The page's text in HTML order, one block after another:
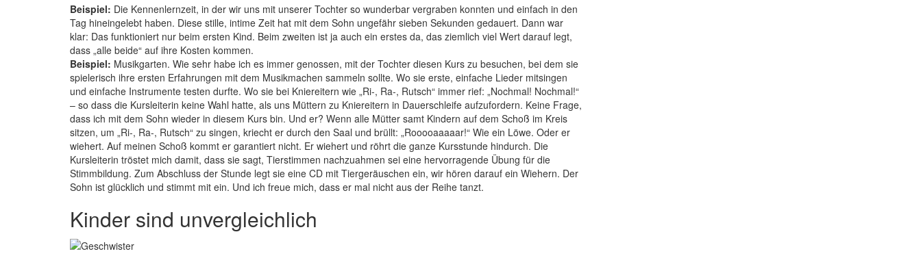
Beispiel: Die Kennenlernzeit, in der wir uns mit unserer Tochter so wunderbar vergraben konnten und einfach in den
Tag hineingelebt haben. Diese stille, intime Zeit hat mit dem Sohn ungefähr sieben Sekunden gedauert. Dann war
klar: Das funktioniert nur beim ersten Kind. Beim zweiten ist ja auch ein erstes da, das ziemlich viel Wert darauf legt,
dass „alle beide“ auf ihre Kosten kommen.
Beispiel: Musikgarten. Wie sehr habe ich es immer genossen, mit der Tochter diesen Kurs zu besuchen, bei dem sie
spielerisch ihre ersten Erfahrungen mit dem Musikmachen sammeln sollte. Wo sie erste, einfache Lieder mitsingen
und einfache Instrumente testen durfte. Wo sie bei Kniereitern wie „Ri-, Ra-, Rutsch“ immer rief: „Nochmal! Nochmal!“
– so dass die Kursleiterin keine Wahl hatte, als uns Müttern zu Kniereitern in Dauerschleife aufzufordern. Keine Frage,
dass ich mit dem Sohn wieder in diesem Kurs bin. Und er? Wenn alle Mütter samt Kindern auf dem Schoß im Kreis
sitzen, um „Ri-, Ra-, Rutsch“ zu singen, kriecht er durch den Saal und brüllt: „Rooooaaaaar!“ Wie ein Löwe. Oder er
wiehert. Auf meinen Schoß kommt er garantiert nicht. Er wiehert und röhrt die ganze Kursstunde hindurch. Die
Kursleiterin tröstet mich damit, dass sie sagt, Tierstimmen nachzuahmen sei eine hervorragende Übung für die
Stimmbildung. Zum Abschluss der Stunde legt sie eine CD mit Tiergeräuschen ein, wir hören darauf ein Wiehern. Der
Sohn ist glücklich und stimmt mit ein. Und ich freue mich, dass er mal nicht aus der Reihe tanzt.
Kinder sind unvergleichlich